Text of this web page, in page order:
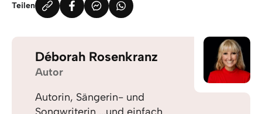
Teilen
Déborah Rosenkranz
Autor
Autorin, Sängerin- und